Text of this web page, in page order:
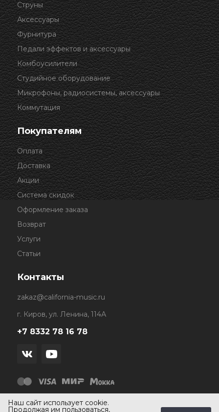
Струны
Аксессуары
Фурнитура
Педали эффектов и аксессуары
Комбоусилители
Студийное оборудование
Микрофоны, радиосистемы, аксессуары
Коммутация
Покупателям
Оплата
Доставка
Акции
Система скидок
Оформление заказа
Возврат
Услуги
Статьи
Контакты
zakaz@california-music.ru
г. Киров, ул. Ленина, 114А
+7 8332 78 16 78
Наш сайт использует cookie.
Продолжая им пользоваться,